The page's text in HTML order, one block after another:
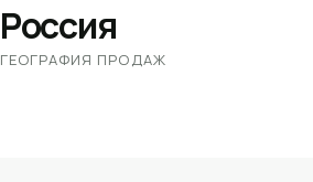
Россия
ГЕОГРАФИЯ ПРОДАЖ